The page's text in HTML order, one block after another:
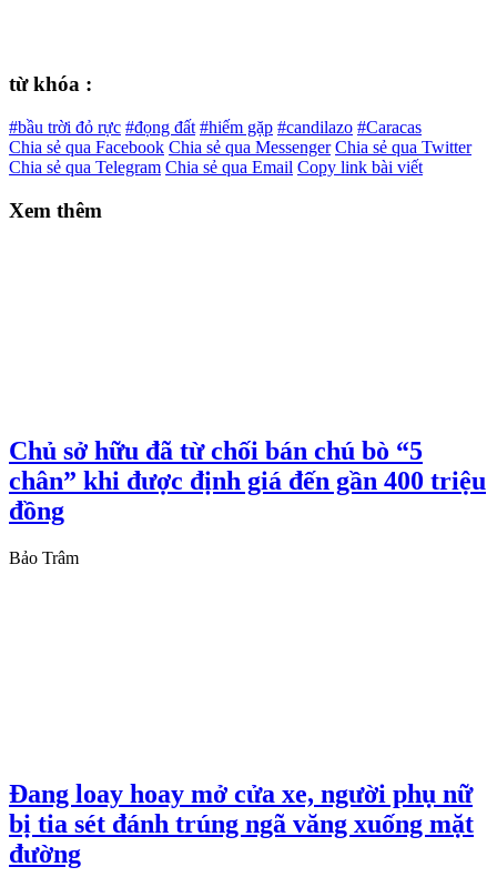
từ khóa :
#bầu trời đỏ rực #đọng đất #hiếm gặp #candilazo #Caracas
Chia sẻ qua Facebook Chia sẻ qua Messenger Chia sẻ qua Twitter
Chia sẻ qua Telegram Chia sẻ qua Email Copy link bài viết
Xem thêm
Chủ sở hữu đã từ chối bán chú bò “5
chân” khi được định giá đến gần 400 triệu
đồng
Bảo Trâm
Đang loay hoay mở cửa xe, người phụ nữ
bị tia sét đánh trúng ngã văng xuống mặt
đường